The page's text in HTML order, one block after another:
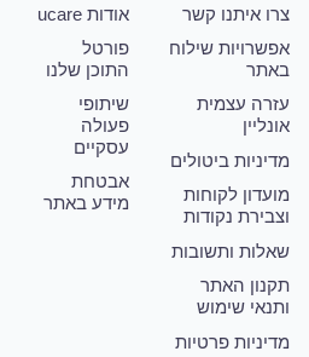
צרו איתנו קשר
אפשרויות שילוח
באתר
עזרה עצמית
אונליין
מדיניות ביטולים
מועדון לקוחות
וצבירת נקודות
שאלות ותשובות
תקנון האתר
ותנאי שימוש
מדיניות פרטיות
אודות ucare
פורטל
התוכן שלנו
שיתופי
פעולה
עסקיים
אבטחת
מידע באתר